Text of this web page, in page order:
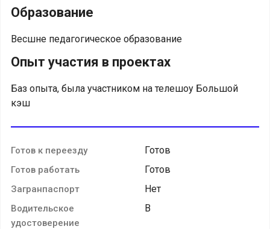
Образование
Весшне педагогическое образование
Опыт участия в проектах
Баз опыта, была участником на телешоу Большой
кэш
Готов к переезду Готов
Готов работать Готов
Загранпаспорт Нет
Водительское
удостоверение
B